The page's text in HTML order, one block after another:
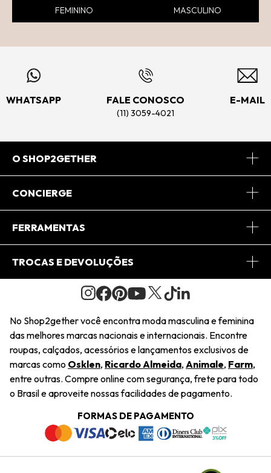
FEMININO MASCULINO
WHATSAPP FALE CONOSCO
(11) 3059-4021
E-MAIL
O SHOP2GETHER
Sobre Nós
Journal
Saiu na Mídia
Sustentabilidade
Navegando
Termos e Condições
Trabalhe Conosco
CONCIERGE
Central de Relacionamento
Regulamento e Promoções
FERRAMENTAS
Minha Conta
Pedido de Presente
Wishlist
TROCAS E DEVOLUÇÕES
Condições Gerais
Troca Fácil
Restituição de Pagamento
Dúvidas Frequentes
Termos e Condições
Política de Privacidade
No Shop2gether você encontra moda masculina e feminina
das melhores marcas nacionais e internacionais. Encontre
roupas, calçados, acessórios e lançamentos exclusivos de
marcas como Osklen, Ricardo Almeida, Animale, Farm,
entre outras. Compre online com segurança, frete para todo
o Brasil e aproveite nossas facilidades de pagamento.
FORMAS DE PAGAMENTO